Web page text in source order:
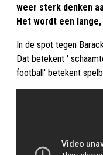
weer sterk denken
Het wordt een
In de spot tegen
Dat betekent '
football' betekent